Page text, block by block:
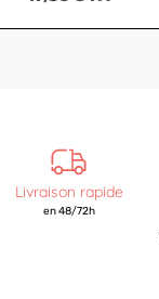
Livraison rapide
en 48/72h